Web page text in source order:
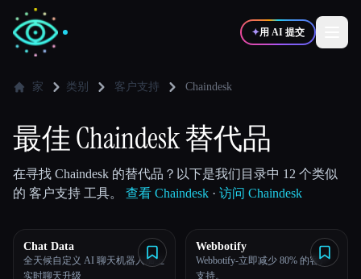
✦用 AI 提交
💻开发者 📈营销
家 类别 客户支持 Chaindesk
最佳 Chaindesk 替代品
在寻找 Chaindesk 的替代品？以下是我们目录中 12 个类似
的 客户支持 工具。 查看 Chaindesk · 访问 Chaindesk
Chat Data
全天候自定义 AI 聊天机器人加上
实时聊天升级
Webbotify
Webbotify-立即减少 80% 的客户
支持。